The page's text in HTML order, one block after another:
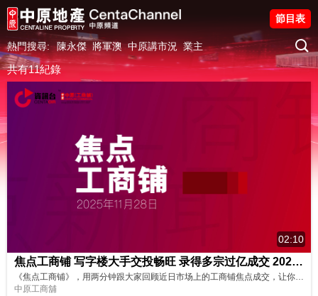
熱門搜尋: 陳永傑 將軍澳 中原講市況 業主
節目表
共有11紀錄
02:10
焦点工商铺 写字楼大手交投畅旺 录得多宗过亿成交 20251128
中原工商舖